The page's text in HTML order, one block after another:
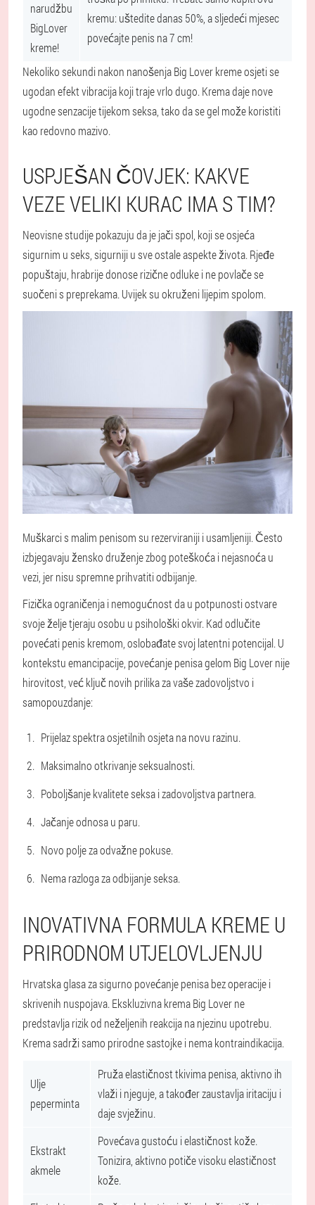
narudžbu
BigLover
kreme!
kremu: uštedite danas 50%, a sljedeći mjesec
povećajte penis na 7 cm!
Nekoliko sekundi nakon nanošenja Big Lover kreme osjeti se
ugodan efekt vibracija koji traje vrlo dugo. Krema daje nove
ugodne senzacije tijekom seksa, tako da se gel može koristiti
kao redovno mazivo.
USPJEŠAN ČOVJEK: KAKVE
VEZE VELIKI KURAC IMA S TIM?
Neovisne studije pokazuju da je jači spol, koji se osjeća
sigurnim u seks, sigurniji u sve ostale aspekte života. Rjeđe
popuštaju, hrabrije donose rizične odluke i ne povlače se
suočeni s preprekama. Uvijek su okruženi lijepim spolom.
Muškarci s malim penisom su rezerviraniji i usamljeniji. Često
izbjegavaju žensko druženje zbog poteškoća i nejasnoća u
vezi, jer nisu spremne prihvatiti odbijanje.
Fizička ograničenja i nemogućnost da u potpunosti ostvare
svoje želje tjeraju osobu u psihološki okvir. Kad odlučite
povećati penis kremom, oslobađate svoj latentni potencijal. U
kontekstu emancipacije, povećanje penisa gelom Big Lover nije
hirovitost, već ključ novih prilika za vaše zadovoljstvo i
samopouzdanje:
Prijelaz spektra osjetilnih osjeta na novu razinu.
Maksimalno otkrivanje seksualnosti.
Poboljšanje kvalitete seksa i zadovoljstva partnera.
Jačanje odnosa u paru.
Novo polje za odvažne pokuse.
Nema razloga za odbijanje seksa.
INOVATIVNA FORMULA KREME U
PRIRODNOM UTJELOVLJENJU
Hrvatska glasa za sigurno povećanje penisa bez operacije i
skrivenih nuspojava. Ekskluzivna krema Big Lover ne
predstavlja rizik od neželjenih reakcija na njezinu upotrebu.
Krema sadrži samo prirodne sastojke i nema kontraindikacija.
Ulje
peperminta
Pruža elastičnost tkivima penisa, aktivno ih
vlaži i njeguje, a također zaustavlja iritaciju i
daje svježinu.
Ekstrakt
akmele
Povećava gustoću i elastičnost kože.
Tonizira, aktivno potiče visoku elastičnost
kože.